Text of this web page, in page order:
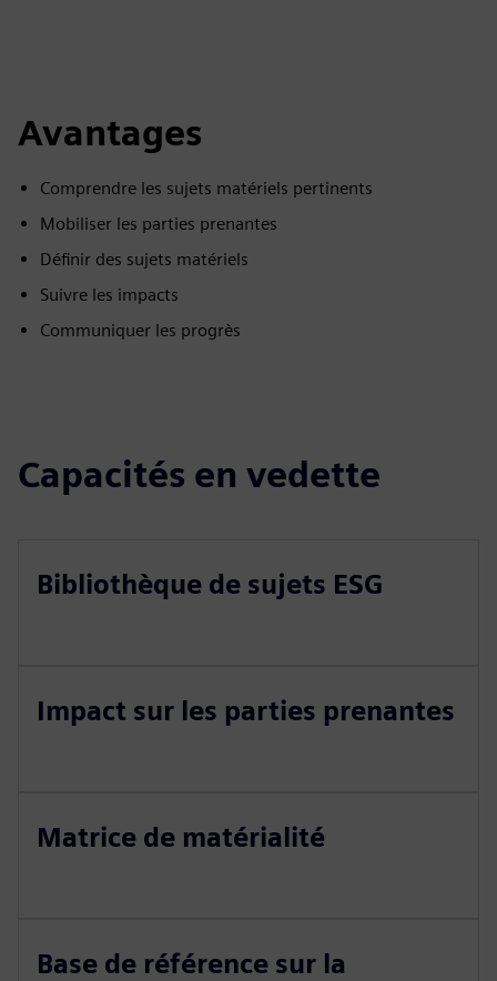
Avantages
Comprendre les sujets matériels pertinents
Mobiliser les parties prenantes
Définir des sujets matériels
Suivre les impacts
Communiquer les progrès
Capacités en vedette
Bibliothèque de sujets ESG
Impact sur les parties prenantes
Matrice de matérialité
Base de référence sur la